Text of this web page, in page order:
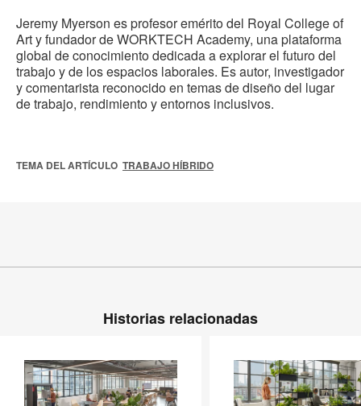
Jeremy Myerson es profesor emérito del Royal College of
Art y fundador de WORKTECH Academy, una plataforma
global de conocimiento dedicada a explorar el futuro del
trabajo y de los espacios laborales. Es autor, investigador
y comentarista reconocido en temas de diseño del lugar
de trabajo, rendimiento y entornos inclusivos.
TEMA DEL ARTÍCULO TRABAJO HÍBRIDO
Historias relacionadas